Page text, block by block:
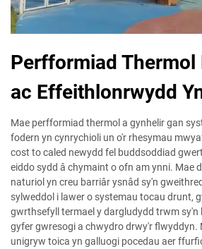
Perfformiad Thermol
ac Effeithlonrwydd
Mae perfformiad thermol a gynhelir gan
fodern yn cynrychioli un o'r rhesymau
cost to caled newydd fel buddsoddiad
eiddo sydd â chymaint o ofn am ynni. Mae
naturiol yn creu barriâr ysnâd sy'n
sylweddol i lawer o systemau tocau drunt,
gwrthsefyll termael y dargludydd trwm sy'n
gyfer gwresogi a chwydro drwy'r flwyddyn.
unigryw toica yn galluogi pocedau aer